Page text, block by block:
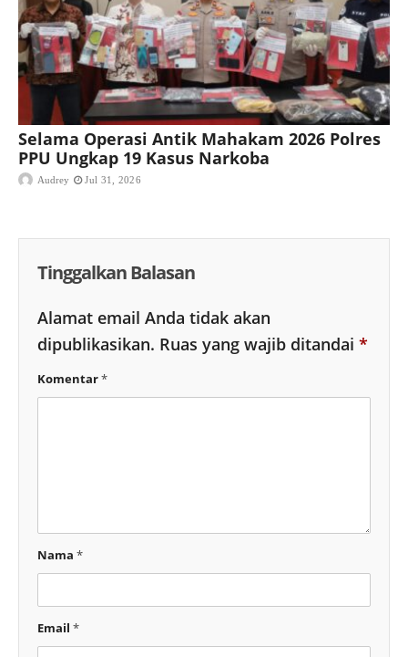
Selama Operasi Antik Mahakam 2026 Polres
PPU Ungkap 19 Kasus Narkoba
Audrey Jul 31, 2026
Tinggalkan Balasan
Alamat email Anda tidak akan
dipublikasikan. Ruas yang wajib ditandai *
Komentar*
Nama *
Email *